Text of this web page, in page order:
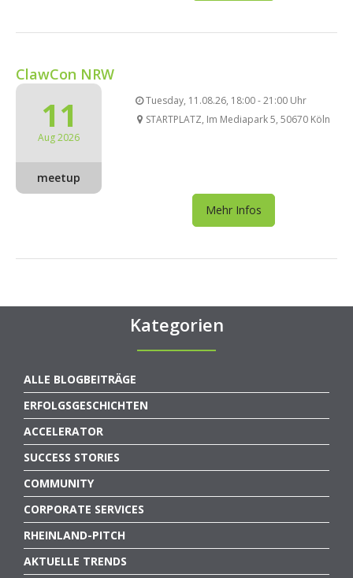
ClawCon NRW
11
Aug 2026
meetup
Tuesday, 11.08.26, 18:00 - 21:00 Uhr
STARTPLATZ, Im Mediapark 5, 50670 Köln
Mehr Infos
Kategorien
ALLE BLOGBEITRÄGE
ERFOLGSGESCHICHTEN
ACCELERATOR
SUCCESS STORIES
COMMUNITY
CORPORATE SERVICES
RHEINLAND-PITCH
AKTUELLE TRENDS